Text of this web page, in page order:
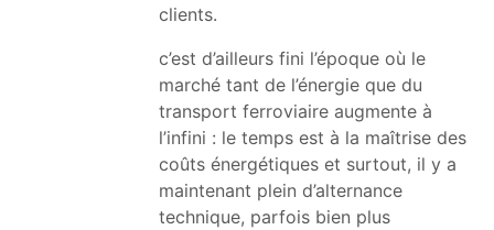
clients.
c’est d’ailleurs fini l’époque où le
marché tant de l’énergie que du
transport ferroviaire augmente à
l’infini : le temps est à la maîtrise des
coûts énergétiques et surtout, il y a
maintenant plein d’alternance
technique, parfois bien plus